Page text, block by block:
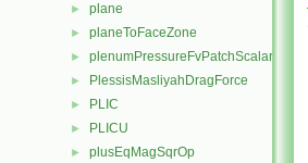
► plane
► planeToFaceZone
► plenumPressureFvPatchScalarField
► PlessisMasliyahDragForce
► PLIC
► PLICU
► plusEqMagSqrOp